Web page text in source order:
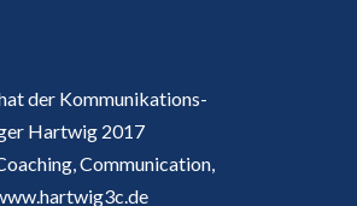
der Kommunikations-
Hartwig 2017
Communication,